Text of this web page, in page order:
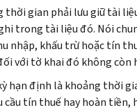
thời gian phải lưu giữ tài
trong tài liệu đó. Nói
nhập, khấu trừ hoặc tín
với tờ khai đó không còn
hạn định là khoảng thời
cầu tín thuế hay hoàn